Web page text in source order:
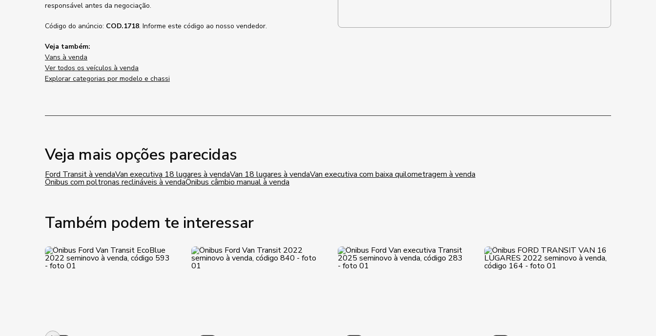
responsável antes da negociação.
Código do anúncio: COD.1718. Informe este código ao nosso vendedor.
Veja também:
Vans à venda
Ver todos os veículos à venda
Explorar categorias por modelo e chassi
Veja mais opções parecidas
Ford Transit à vendaVan executiva 18 lugares à vendaVan 18 lugares à vendaVan executiva com baixa quilometragem à venda
Ônibus com poltronas reclináveis à vendaÔnibus câmbio manual à venda
Também podem te interessar